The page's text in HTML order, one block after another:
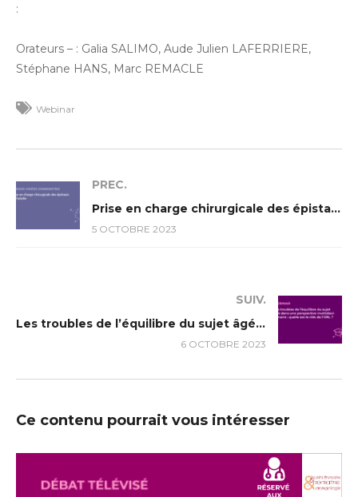
:
Orateurs – : Galia SALIMO, Aude Julien LAFERRIERE,
Stéphane HANS, Marc REMACLE
Webinar
PREC.
Prise en charge chirurgicale des épistaxis de l’adulte
5 OCTOBRE 2023
SUIV.
Les troubles de l’équilibre du sujet âgé dans une perspective multidisciplinaire : quelle est le rôle de l’ORL ? (70m)
6 OCTOBRE 2023
Ce contenu pourrait vous intéresser